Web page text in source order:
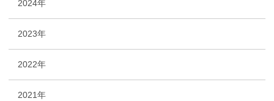
2024年
2023年
2022年
2021年